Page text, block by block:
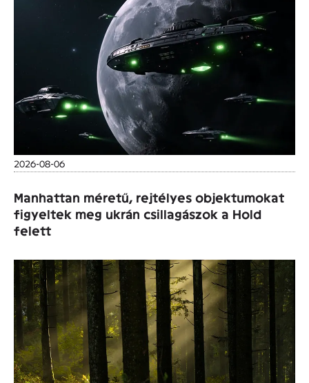
2026-08-06
Manhattan méretű, rejtélyes objektumokat
figyeltek meg ukrán csillagászok a Hold
felett